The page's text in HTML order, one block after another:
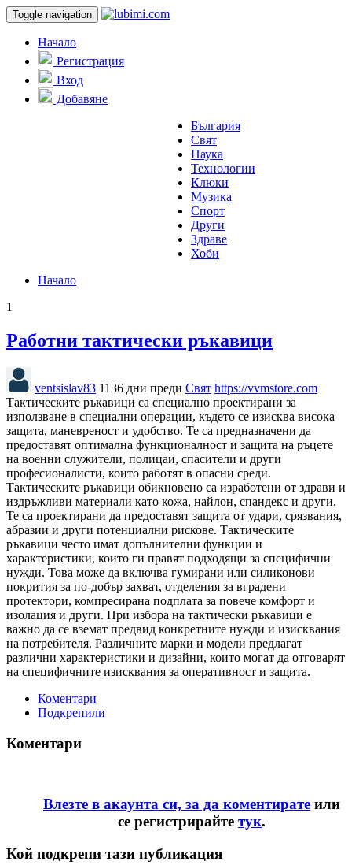
Toggle navigation
Начало
Регистрация
Вход
Добавяне
България
Свят
Наука
Технологии
Клюки
Музика
Спорт
Други
Здраве
Хоби
Начало
1
Работни тактически ръкавици
ventsislav83 1136 дни преди Свят https://vvmstore.com
Тактическите ръкавици са специално проектирани за
използване в специални операции, където се изисква висока
защита, маневреност и удобство. Те са предназначени да
предоставят оптимална функционалност и защита на ръцете
на военни служители, полицаи, спасители и други
професионалисти, които работят в опасни среди.
Тактическите ръкавици обикновено са изработени от здрави и
издръжливи материали като кожа, найлон, спандекс и други.
Те са проектирани да предоставят защита от удари, срязвания,
абразии и други потенциални рискове. Тактическите
ръкавици често имат допълнителни функции и
характеристики, които ги правят подходящи за специфични
нужди. Това може да включва гумирани или силиконови
покрития за по-добър захват, отделения за вградени
протектори, компресирана подплата за повече комфорт и
изолация и други. При избора на тактически ръкавици е
важно да се вземат предвид конкретните нужди и изисквания
на потребителя. Различните марки и модели предлагат
различни характеристики и дизайни, които могат да отговарят
на специфичните изисквания за оперативност и защита.
Коментари
Подкрепили
Коментари
Влезте в акаунта си, за да коментирате или
се регистрирайте тук.
Кой подкрепи тази публикация